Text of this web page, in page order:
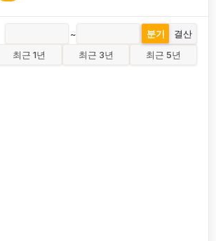
~ 분기
결산
최근 1년
최근 3년 최근 5년